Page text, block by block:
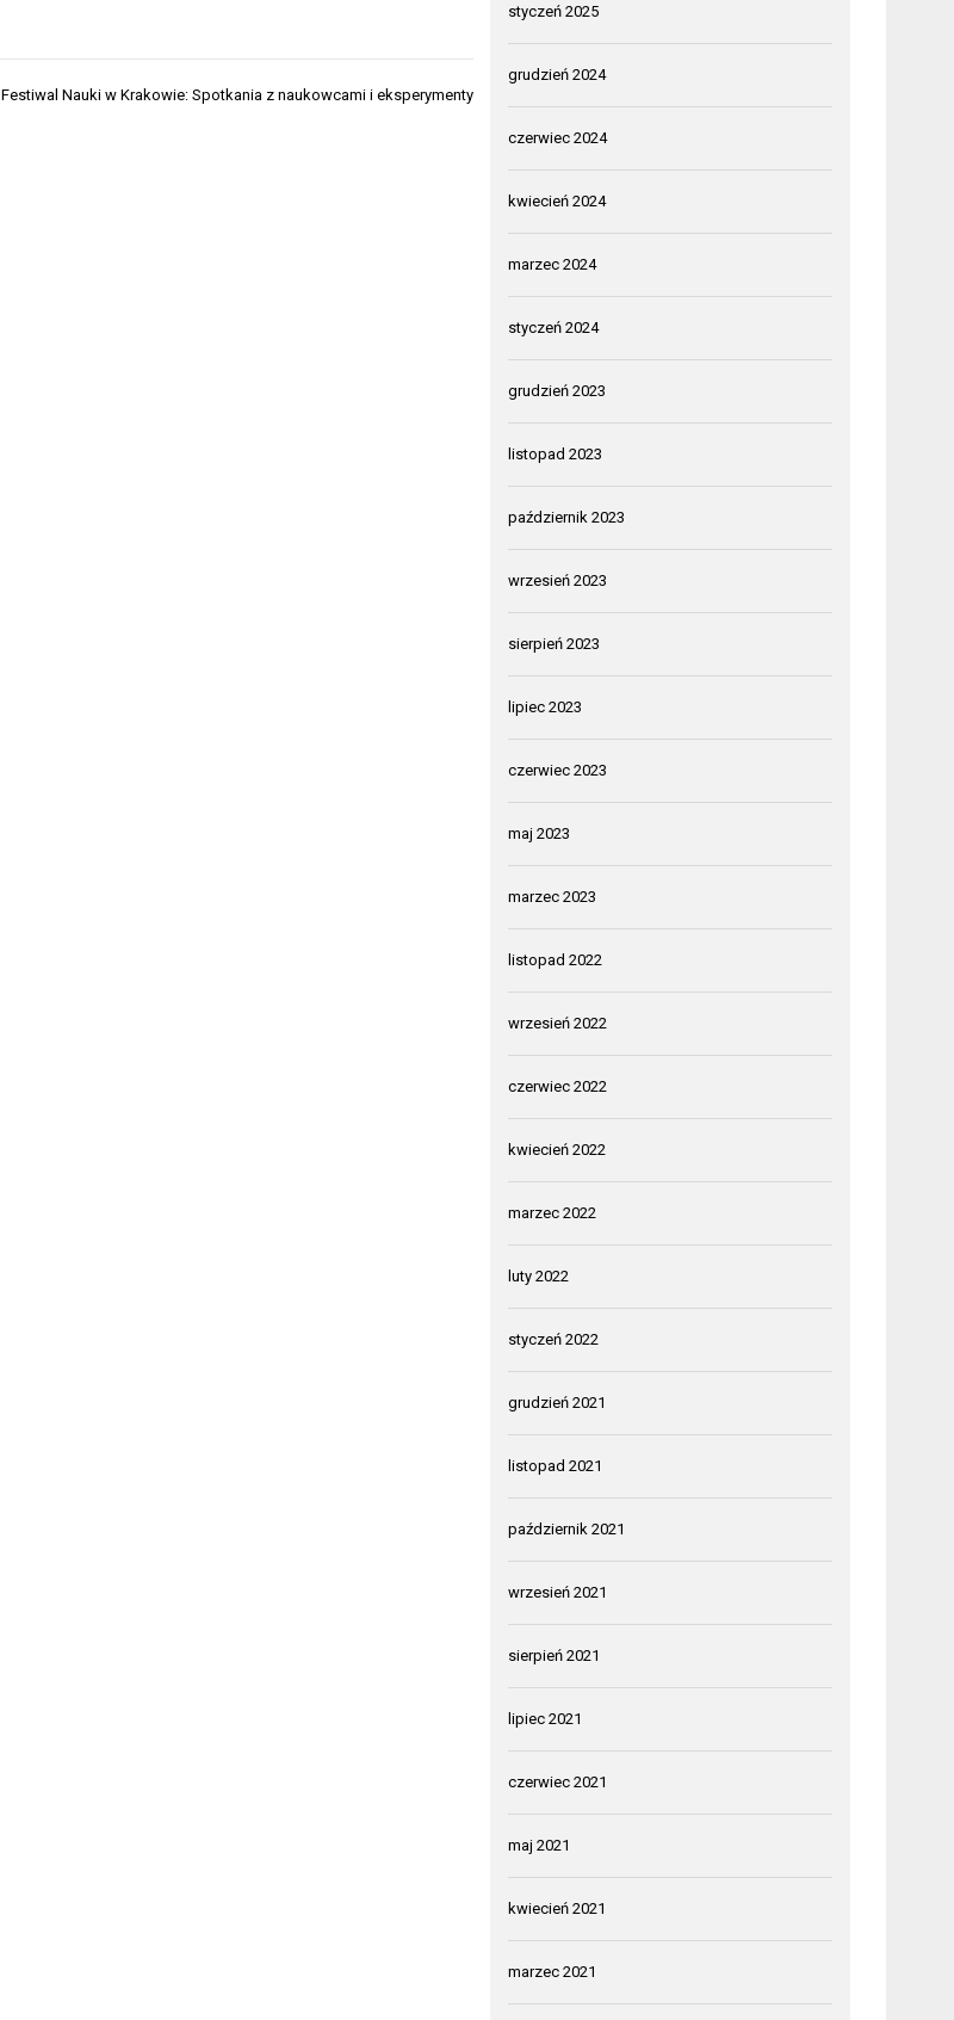
Festiwal Nauki w Krakowie: Spotkania z naukowcami i eksperymenty
styczeń 2025
grudzień 2024
czerwiec 2024
kwiecień 2024
marzec 2024
styczeń 2024
grudzień 2023
listopad 2023
październik 2023
wrzesień 2023
sierpień 2023
lipiec 2023
czerwiec 2023
maj 2023
marzec 2023
listopad 2022
wrzesień 2022
czerwiec 2022
kwiecień 2022
marzec 2022
luty 2022
styczeń 2022
grudzień 2021
listopad 2021
październik 2021
wrzesień 2021
sierpień 2021
lipiec 2021
czerwiec 2021
maj 2021
kwiecień 2021
marzec 2021